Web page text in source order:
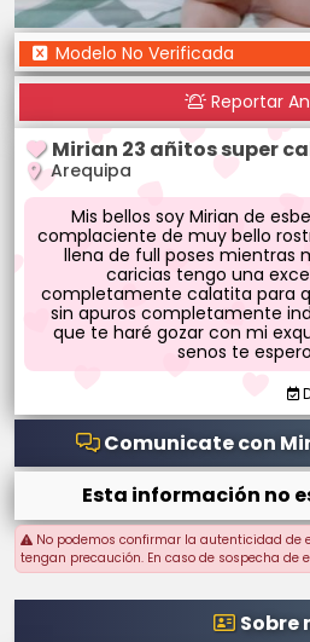
Modelo No Verificada
Reportar
Mirian 23 añitos super
Arequipa
Mis bellos soy Mirian de
complaciente de muy bello
llena de full poses mientras
caricias tengo una
completamente calatita para
sin apuros completamente
que te haré gozar con mi
senos te
Comunicate con
Esta información no
No podemos confirmar la autenticidad de
tengan precaución. En caso de sospecha de
Sobre